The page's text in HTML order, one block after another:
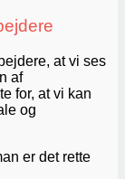
at vi ses
af
for, at vi kan
og
er det rette